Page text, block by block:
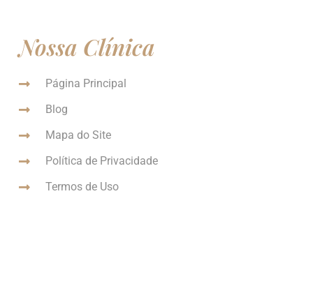
Nossa Clínica
Página Principal
Blog
Mapa do Site
Política de Privacidade
Termos de Uso